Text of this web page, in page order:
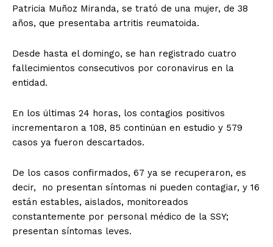
Patricia Muñoz Miranda, se trató de una mujer, de 38
años, que presentaba artritis reumatoida.
Desde hasta el domingo, se han registrado cuatro
fallecimientos consecutivos por coronavirus en la
entidad.
En los últimas 24 horas, los contagios positivos
incrementaron a 108, 85 continúan en estudio y 579
casos ya fueron descartados.
De los casos confirmados, 67 ya se recuperaron, es
decir, no presentan síntomas ni pueden contagiar, y 16
están estables, aislados, monitoreados
constantemente por personal médico de la SSY;
presentan síntomas leves.